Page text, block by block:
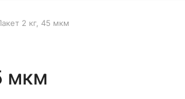
2 кг, 45 мкм
мкм